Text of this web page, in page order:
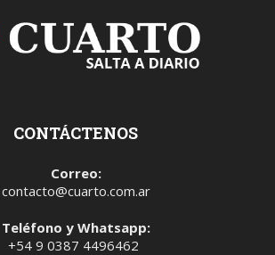
CONTÁCTENOS
Correo:
contacto@cuarto.com.ar
Teléfono y Whatsapp:
+54 9 0387 4496462